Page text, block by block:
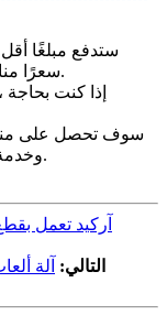
سعرًا مناسبًا حتى نتمكن من الوصول إلى وضع الفوز.
وخدمة لطيفة وأسعار مناسبة تلبي جميع مطالبكم.
التالي: